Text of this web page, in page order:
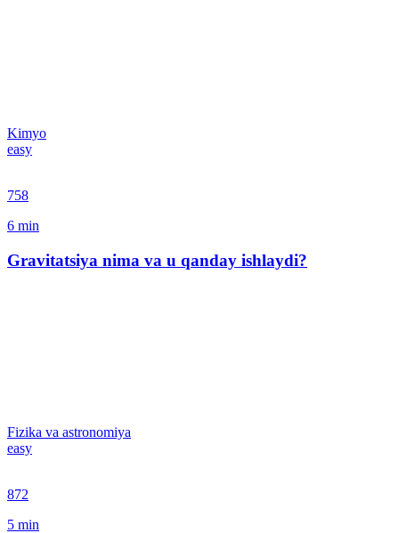
Kimyo
easy
758
6 min
Gravitatsiya nima va u qanday ishlaydi?
Fizika va astronomiya
easy
872
5 min